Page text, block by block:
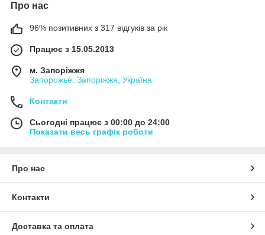
Про нас
96% позитивних з 317 відгуків за рік
Працює з 15.05.2013
м. Запоріжжя
Запорожье, Запоріжжя, Україна
Контакти
Сьогодні працює з 00:00 до 24:00
Показати весь графік роботи
Про нас
Контакти
Доставка та оплата